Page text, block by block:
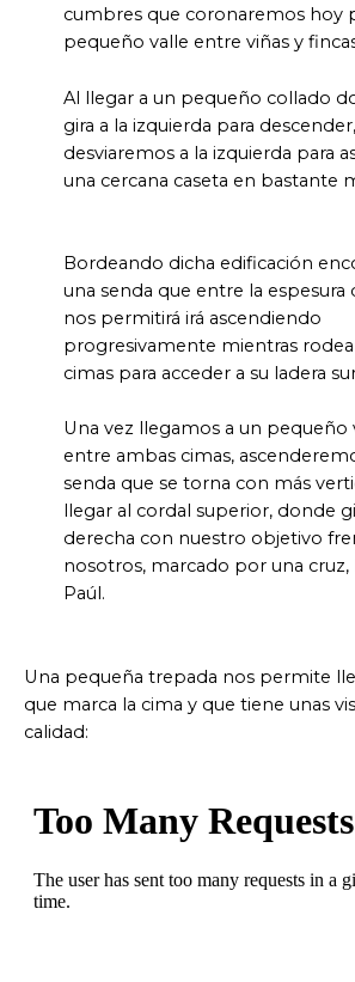
cumbres que coronaremos hoy
pequeño valle entre viñas y
Al llegar a un pequeño collado
gira a la izquierda para
desviaremos a la izquierda para
una cercana caseta en bastante
Bordeando dicha edificación
una senda que entre la espesura
nos permitirá irá ascendiendo
progresivamente mientras
cimas para acceder a su ladera
Una vez llegamos a un pequeño
entre ambas cimas,
senda que se torna con más
llegar al cordal superior, donde
derecha con nuestro objetivo
nosotros, marcado por una cruz,
Paúl.
Una pequeña trepada nos permite
que marca la cima y que tiene unas
calidad: